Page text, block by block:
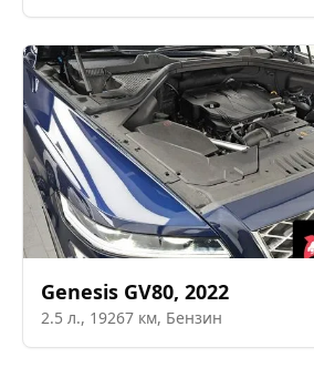
Genesis GV80, 2022
2.5 л., 19267 км, Бензин